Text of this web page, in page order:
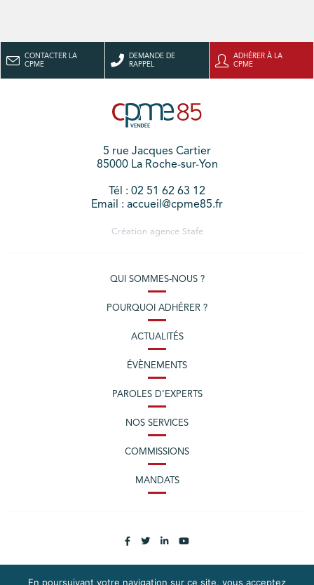
CONTACTER LA
CPME
DEMANDE DE
RAPPEL
ADHÉRER À LA
CPME
5 rue Jacques Cartier
85000 La Roche-sur-Yon
Tél : 02 51 62 63 12
Email : accueil@cpme85.fr
Création agence Stafe
QUI SOMMES-NOUS ?
POURQUOI ADHÉRER ?
ACTUALITÉS
ÉVÈNEMENTS
PAROLES D’EXPERTS
NOS SERVICES
COMMISSIONS
MANDATS
En poursuivant votre navigation sur ce site, vous acceptez